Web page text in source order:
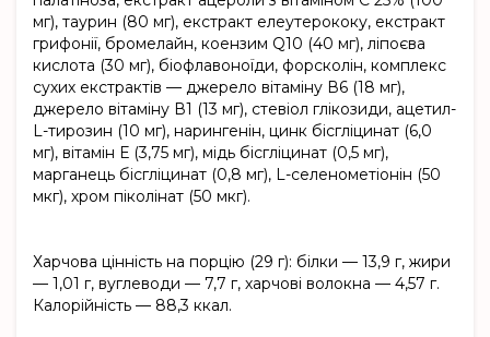
мг), таурин (80 мг), екстракт елеутерококу, екстракт
грифонії, бромелайн, коензим Q10 (40 мг), ліпоєва
кислота (30 мг), біофлавоноїди, форсколін, комплекс
сухих екстрактів — джерело вітаміну В6 (18 мг),
джерело вітаміну В1 (13 мг), стевіол глікозиди, ацетил-
L-тирозин (10 мг), нарингенін, цинк бісгліцинат (6,0
мг), вітамін Е (3,75 мг), мідь бісгліцинат (0,5 мг),
марганець бісгліцинат (0,8 мг), L-селенометіонін (50
мкг), хром піколінат (50 мкг).
Харчова цінність на порцію (29 г): білки — 13,9 г, жири
— 1,01 г, вуглеводи — 7,7 г, харчові волокна — 4,57 г.
Калорійність — 88,3 ккал.